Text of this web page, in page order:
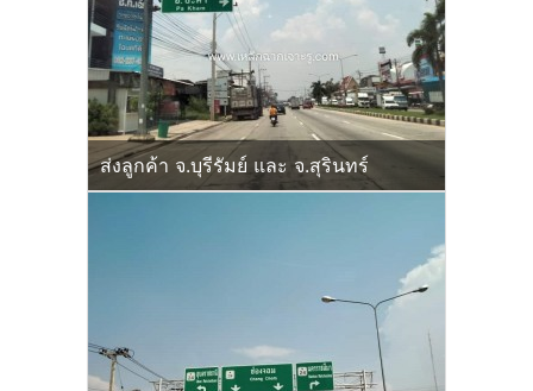
ส่งลูกค้า จ.บุรีรัมย์ และ จ.สุรินทร์